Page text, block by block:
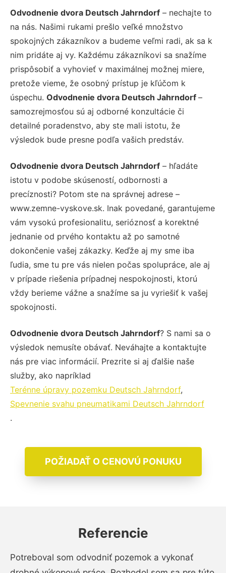
Odvodnenie dvora Deutsch Jahrndorf – nechajte to
na nás. Našimi rukami prešlo veľké množstvo
spokojných zákazníkov a budeme veľmi radi, ak sa k
nim pridáte aj vy. Každému zákazníkovi sa snažíme
prispôsobiť a vyhovieť v maximálnej možnej miere,
pretože vieme, že osobný prístup je kľúčom k
úspechu. Odvodnenie dvora Deutsch Jahrndorf –
samozrejmosťou sú aj odborné konzultácie či
detailné poradenstvo, aby ste mali istotu, že
výsledok bude presne podľa vašich predstáv.
Odvodnenie dvora Deutsch Jahrndorf – hľadáte
istotu v podobe skúseností, odbornosti a
precíznosti? Potom ste na správnej adrese –
www.zemne-vyskove.sk. Inak povedané, garantujeme
vám vysokú profesionalitu, serióznosť a korektné
jednanie od prvého kontaktu až po samotné
dokončenie vašej zákazky. Keďže aj my sme iba
ľudia, sme tu pre vás nielen počas spolupráce, ale aj
v prípade riešenia prípadnej nespokojnosti, ktorú
vždy berieme vážne a snažíme sa ju vyriešiť k vašej
spokojnosti.
Odvodnenie dvora Deutsch Jahrndorf? S nami sa o
výsledok nemusíte obávať. Neváhajte a kontaktujte
nás pre viac informácií. Prezrite si aj ďalšie naše
služby, ako napríklad
Terénne úpravy pozemku Deutsch Jahrndorf,
Spevnenie svahu pneumatikami Deutsch Jahrndorf
.
POŽIADAŤ O CENOVÚ PONUKU
Referencie
Potreboval som odvodniť pozemok a vykonať